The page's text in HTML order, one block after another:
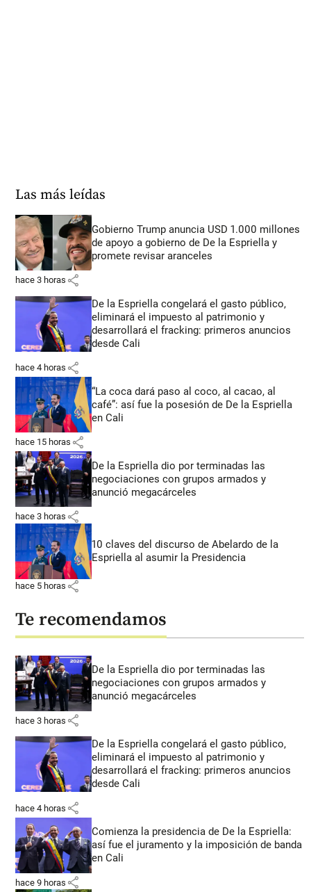
Las más leídas
Gobierno Trump anuncia USD 1.000 millones
de apoyo a gobierno de De la Espriella y
promete revisar aranceles
hace 3 horas share
De la Espriella congelará el gasto público,
eliminará el impuesto al patrimonio y
desarrollará el fracking: primeros anuncios
desde Cali
hace 4 horas share
“La coca dará paso al coco, al cacao, al
café”: así fue la posesión de De la Espriella
en Cali
hace 15 horas share
De la Espriella dio por terminadas las
negociaciones con grupos armados y
anunció megacárceles
hace 3 horas share
10 claves del discurso de Abelardo de la
Espriella al asumir la Presidencia
hace 5 horas share
Te recomendamos
De la Espriella dio por terminadas las
negociaciones con grupos armados y
anunció megacárceles
hace 3 horas share
De la Espriella congelará el gasto público,
eliminará el impuesto al patrimonio y
desarrollará el fracking: primeros anuncios
desde Cali
hace 4 horas share
Comienza la presidencia de De la Espriella:
así fue el juramento y la imposición de banda
en Cali
hace 9 horas share